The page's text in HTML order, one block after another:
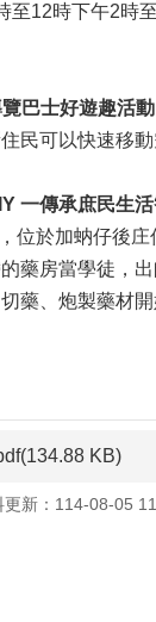
至12時下午2時
巴士好遊趣活動
民可以快速移
一傳承庶民生
位於加蚋仔後
藥房當學徒，
藥、炮製藥材
KB)
更新：114-08-05